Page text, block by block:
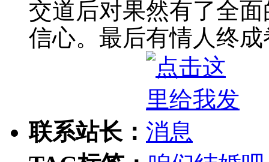
交道后对果然有了全
信心。最后有情人终
联系站长：